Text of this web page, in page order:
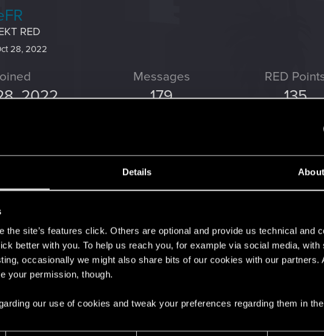
Details About
the site’s features click. Others are optional and provide us technical and
better with you. To help us reach you, for example via social media, with
occasionally we might also share bits of our cookies with our partners.
your permission, though.
our use of cookies and tweak your preferences regarding them in the
RED
28, 2022
2022
Messages
179
RED
135
You! - Les Légendes de Night City — Une équipe inoubliable
couvrir. Sur le chemin qui l’a mené au sommet, V a réussi à rassembler une...
The Witcher 3: Wild Hunt - Songs of the Past
seule chose ! Il est temps de vous annoncer que nous travaillons sur une toute...
— Le stream du 10e anniversaire de The Witcher 3: Blood and